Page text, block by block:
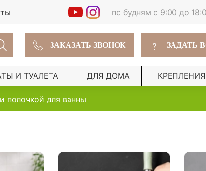
по будням с 9:00 до
ЗАКАЗАТЬ ЗВОНОК ? ЗАДАТЬ
И ТУАЛЕТА ДЛЯ ДОМА КРЕПЛЕНИЯ
полочкой для ванны